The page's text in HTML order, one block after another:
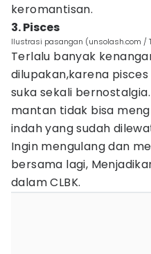
keromantisan.
3. Pisces
Ilustrasi pasangan (unsolash.com /
Terlalu banyak
dilupakan,karena
suka sekali
mantan tidak bisa
indah yang sudah
Ingin mengulang dan
bersama lagi,
dalam CLBK.